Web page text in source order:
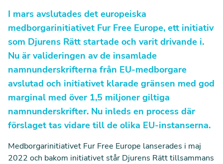
I mars avslutades det europeiska
medborgarinitiativet Fur Free Europe, ett initiativ
som Djurens Rätt startade och varit drivande i.
Nu är valideringen av de insamlade
namnunderskrifterna från EU-medborgare
avslutad och initiativet klarade gränsen med god
marginal med över 1,5 miljoner giltiga
namnunderskrifter. Nu inleds en process där
förslaget tas vidare till de olika EU-instanserna.
Medborgarinitiativet Fur Free Europe lanserades i maj
2022 och bakom initiativet står Djurens Rätt tillsammans